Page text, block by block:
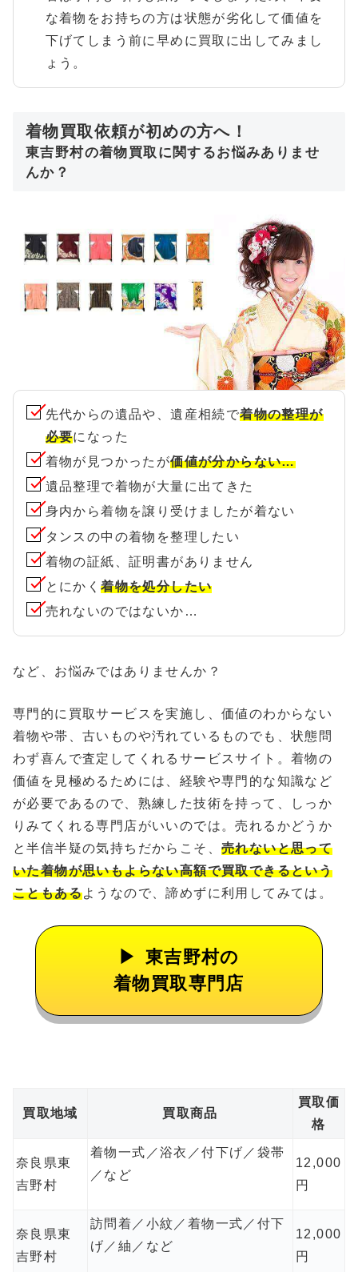
な着物をお持ちの方は状態が劣化して価値を
下げてしまう前に早めに買取に出してみまし
ょう。
着物買取依頼が初めの方へ！
東吉野村の着物買取に関するお悩みありませ
んか？
先代からの遺品や、遺産相続で着物の整理が
必要になった
着物が見つかったが価値が分からない…
遺品整理で着物が大量に出てきた
身内から着物を譲り受けましたが着ない
タンスの中の着物を整理したい
着物の証紙、証明書がありません
とにかく着物を処分したい
売れないのではないか…
など、お悩みではありませんか？
専門的に買取サービスを実施し、価値のわからない
着物や帯、古いものや汚れているものでも、状態問
わず喜んで査定してくれるサービスサイト。着物の
価値を見極めるためには、経験や専門的な知識など
が必要であるので、熟練した技術を持って、しっか
りみてくれる専門店がいいのでは。売れるかどうか
と半信半疑の気持ちだからこそ、 売れないと思って
いた着物が思いもよらない高額で買取できるという
こともあるようなので、諦めずに利用してみては。
東吉野村の
着物買取専門店
買取地域 買取商品
買取価
格
奈良県東
吉野村
着物一式／浴衣／付下げ／袋帯
／など
12,000
円
奈良県東
吉野村
訪問着／小紋／着物一式／付下
げ／紬／など
12,000
円